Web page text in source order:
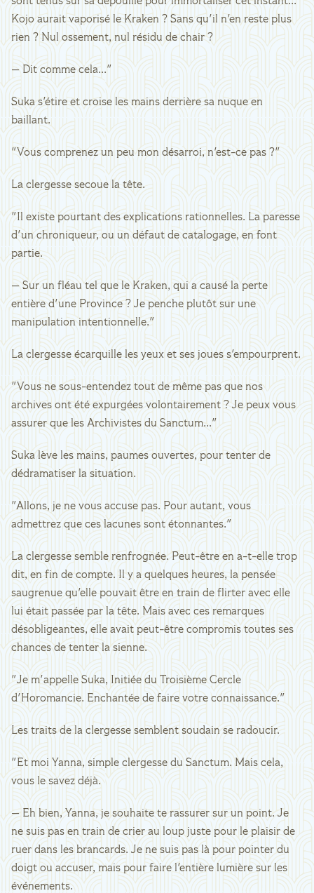
Kojo aurait vaporisé le Kraken ? Sans qu'il n'en reste plus
rien ? Nul ossement, nul résidu de chair ?
— Dit comme cela..."
Suka s'étire et croise les mains derrière sa nuque en
baillant.
"Vous comprenez un peu mon désarroi, n'est-ce pas ?"
La clergesse secoue la tête.
"Il existe pourtant des explications rationnelles. La paresse
d'un chroniqueur, ou un défaut de catalogage, en font
partie.
— Sur un fléau tel que le Kraken, qui a causé la perte
entière d'une Province ? Je penche plutôt sur une
manipulation intentionnelle."
La clergesse écarquille les yeux et ses joues s'empourprent.
"Vous ne sous-entendez tout de même pas que nos
archives ont été expurgées volontairement ? Je peux vous
assurer que les Archivistes du Sanctum..."
Suka lève les mains, paumes ouvertes, pour tenter de
dédramatiser la situation.
"Allons, je ne vous accuse pas. Pour autant, vous
admettrez que ces lacunes sont étonnantes."
La clergesse semble renfrognée. Peut-être en a-t-elle trop
dit, en fin de compte. Il y a quelques heures, la pensée
saugrenue qu'elle pouvait être en train de flirter avec elle
lui était passée par la tête. Mais avec ces remarques
désobligeantes, elle avait peut-être compromis toutes ses
chances de tenter la sienne.
"Je m'appelle Suka, Initiée du Troisième Cercle
d'Horomancie. Enchantée de faire votre connaissance."
Les traits de la clergesse semblent soudain se radoucir.
"Et moi Yanna, simple clergesse du Sanctum. Mais cela,
vous le savez déjà.
— Eh bien, Yanna, je souhaite te rassurer sur un point. Je
ne suis pas en train de crier au loup juste pour le plaisir de
ruer dans les brancards. Je ne suis pas là pour pointer du
doigt ou accuser, mais pour faire l'entière lumière sur les
événements.